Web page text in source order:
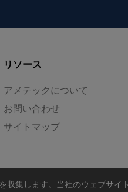
リソース
アメテックについて
お問い合わせ
サイトマップ
集します。 当社のウェブサイ